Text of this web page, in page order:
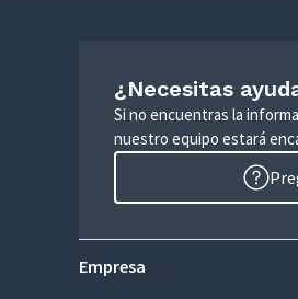
¿Necesitas
Si no encuentras la
nuestro equipo estará
Empresa